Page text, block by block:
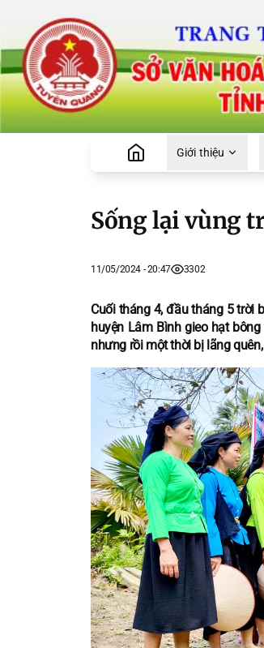
Giới thiệu
Sống lại vùng
11/05/2024 - 20:47 3302
Cuối tháng 4, đầu tháng 5 trời
huyện Lâm Bình gieo hạt
nhưng rồi một thời bị lãng